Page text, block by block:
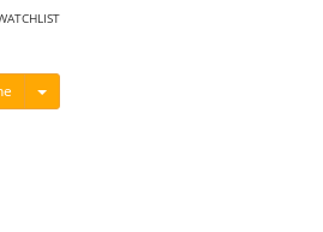
Menü ein-/ausblenden